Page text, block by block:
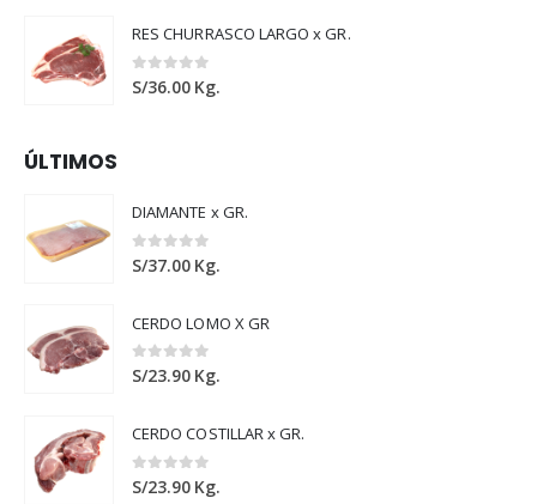
RES CHURRASCO LARGO x GR.
0out of 5
S/36.00 Kg.
ÚLTIMOS
DIAMANTE x GR.
0out of 5
S/37.00 Kg.
CERDO LOMO X GR
0out of 5
S/23.90 Kg.
CERDO COSTILLAR x GR.
0out of 5
S/23.90 Kg.